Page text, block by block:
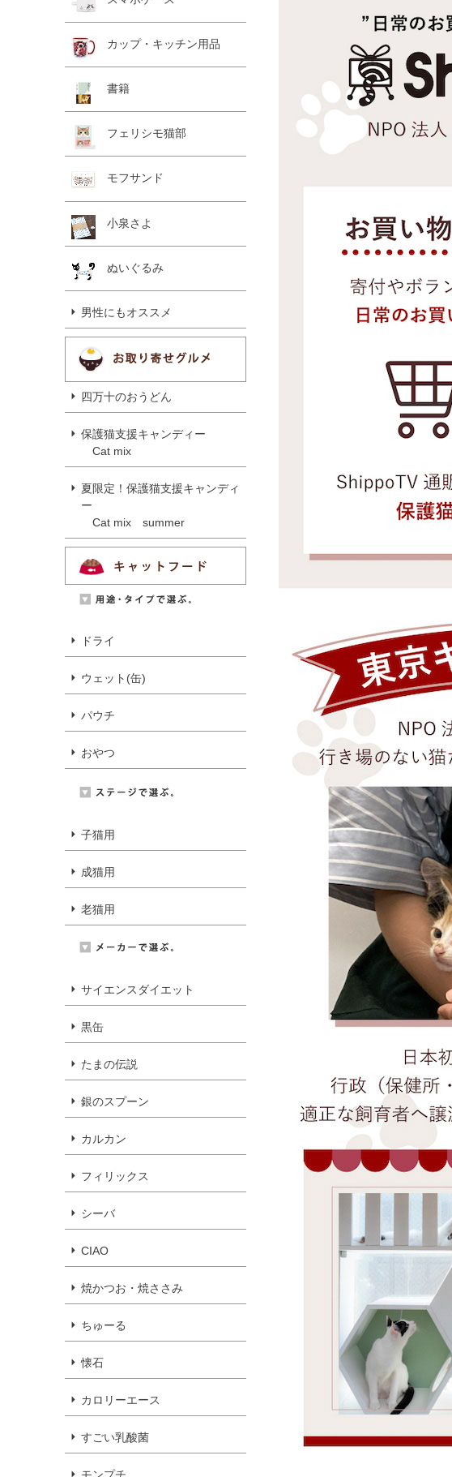
カップ・キッチン用品
書籍
フェリシモ猫部
モフサンド
小泉さよ
ぬいぐるみ
男性にもオススメ
四万十のおうどん
保護猫支援キャンディー
Cat mix
夏限定！保護猫支援キャンディ
ー
Cat mix summer
ドライ
ウェット(缶)
パウチ
おやつ
子猫用
成猫用
老猫用
サイエンスダイエット
黒缶
たまの伝説
銀のスプーン
カルカン
フィリックス
シーバ
CIAO
焼かつお・焼ささみ
ちゅーる
懐石
カロリーエース
すごい乳酸菌